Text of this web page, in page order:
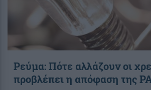
Ρεύμα: Πότε αλλάζουν οι
προβλέπει η απόφαση της